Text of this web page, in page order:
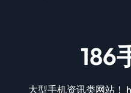
186
大型手机资讯类网站！